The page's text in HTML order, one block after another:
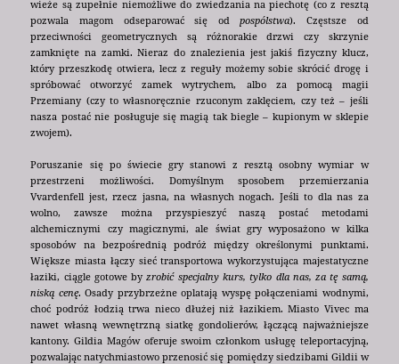
wieże są zupełnie niemożliwe do zwiedzania na piechotę (co z resztą
pozwala magom odseparować się odpospólstwa). Częstsze od
przeciwności geometrycznych są różnorakie drzwi czy skrzynie
zamknięte na zamki. Nieraz do znalezienia jest jakiś fizyczny klucz,
który przeszkodę otwiera, lecz z reguły możemy sobie skrócić drogę i
spróbować otworzyć zamek wytrychem, albo za pomocą magii
Przemiany (czy to własnoręcznie rzuconym zaklęciem, czy też – jeśli
nasza postać nie posługuje się magią tak biegle – kupionym w sklepie
zwojem).
Poruszanie się po świecie gry stanowi z resztą osobny wymiar w
przestrzeni możliwości. Domyślnym sposobem przemierzania
Vvardenfell jest, rzecz jasna, na własnych nogach. Jeśli to dla nas za
wolno, zawsze można przyspieszyć naszą postać metodami
alchemicznymi czy magicznymi, ale świat gry wyposażono w kilka
sposobów na bezpośrednią podróż między określonymi punktami.
Większe miasta łączy sieć transportowa wykorzystująca majestatyczne
łaziki, ciągle gotowe byzrobić specjalny kurs, tylko dla nas, za tę samą,
niską cenę. Osady przybrzeżne oplatają wyspę połączeniami wodnymi,
choć podróż łodzią trwa nieco dłużej niż łazikiem. Miasto Vivec ma
nawet własną wewnętrzną siatkę gondolierów, łączącą najważniejsze
kantony. Gildia Magów oferuje swoim członkom usługę teleportacyjną,
pozwalając natychmiastowo przenosić się pomiędzy siedzibami Gildii w